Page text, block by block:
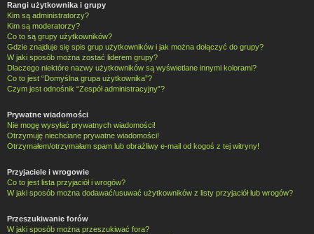
Rangi użytkownika i grupy
Kim są administratorzy?
Kim są moderatorzy?
Co to są grupy użytkowników?
Gdzie znajduje się spis grup użytkowników i jak można dołączyć do grupy?
W jaki sposób można zostać liderem grupy?
Dlaczego niektóre nazwy użytkowników są wyświetlane innymi kolorami?
Co to jest “Domyślna grupa użytkownika”?
Czym jest odnośnik “Zespół administracyjny”?
Prywatne wiadomości
Nie mogę wysyłać prywatnych wiadomości!
Otrzymuję niechciane prywatne wiadomości!
Otrzymałem/otrzymałam spam lub obraźliwy e-mail od kogoś z tej witryny!
Przyjaciele i wrogowie
Co to jest lista przyjaciół i wrogów?
W jaki sposób można dodawać/usuwać użytkowników z listy przyjaciół lub wrogów?
Przeszukiwanie forów
W jaki sposób można przeszukiwać fora?